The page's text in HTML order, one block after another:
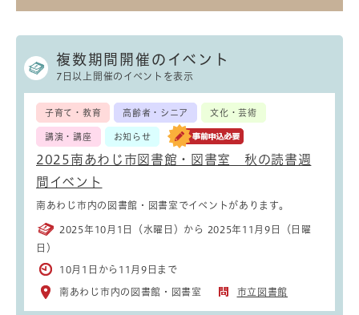
複数期間開催のイベント
7日以上開催のイベントを表示
子育て・教育 高齢者・シニア 文化・芸術
講演・講座 お知らせ
2025南あわじ市図書館・図書室 秋の読書週
間イベント
南あわじ市内の図書館・図書室でイベントがあります。
2025年10月1日（水曜日）から 2025年11月9日（日曜
日）
10月1日から11月9日まで
南あわじ市内の図書館・図書室 市立図書館